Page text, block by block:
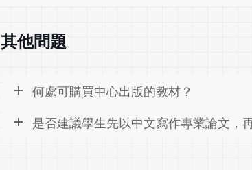
其他問題
何處可購買中心出版的教材？
是否建議學生先以中文寫作專業論文，